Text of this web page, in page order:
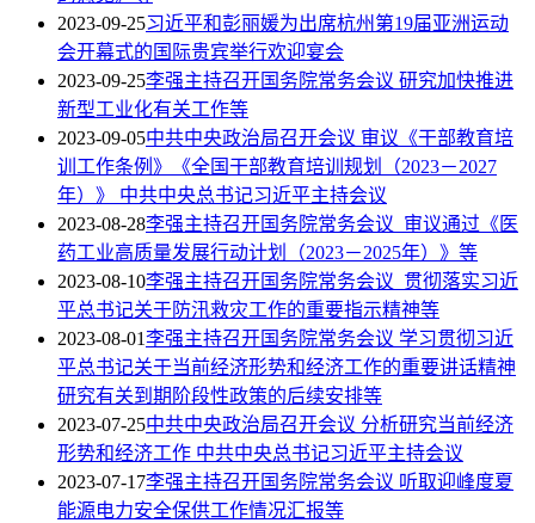
2023-09-25习近平和彭丽媛为出席杭州第19届亚洲运动
会开幕式的国际贵宾举行欢迎宴会
2023-09-25李强主持召开国务院常务会议 研究加快推进
新型工业化有关工作等
2023-09-05中共中央政治局召开会议 审议《干部教育培
训工作条例》《全国干部教育培训规划（2023－2027
年）》 中共中央总书记习近平主持会议
2023-08-28李强主持召开国务院常务会议 审议通过《医
药工业高质量发展行动计划（2023－2025年）》等
2023-08-10李强主持召开国务院常务会议 贯彻落实习近
平总书记关于防汛救灾工作的重要指示精神等
2023-08-01李强主持召开国务院常务会议 学习贯彻习近
平总书记关于当前经济形势和经济工作的重要讲话精神
研究有关到期阶段性政策的后续安排等
2023-07-25中共中央政治局召开会议 分析研究当前经济
形势和经济工作 中共中央总书记习近平主持会议
2023-07-17李强主持召开国务院常务会议 听取迎峰度夏
能源电力安全保供工作情况汇报等